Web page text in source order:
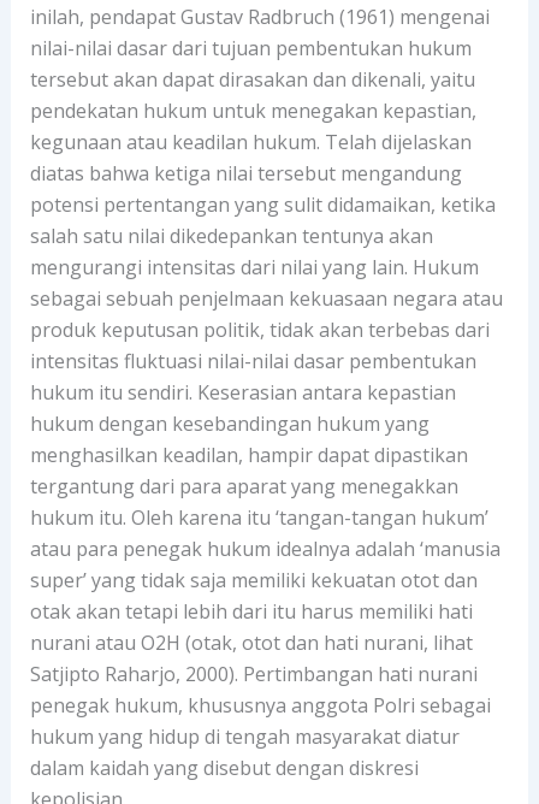
inilah, pendapat Gustav Radbruch (1961) mengenai
nilai-nilai dasar dari tujuan pembentukan hukum
tersebut akan dapat dirasakan dan dikenali, yaitu
pendekatan hukum untuk menegakan kepastian,
kegunaan atau keadilan hukum. Telah dijelaskan
diatas bahwa ketiga nilai tersebut mengandung
potensi pertentangan yang sulit didamaikan, ketika
salah satu nilai dikedepankan tentunya akan
mengurangi intensitas dari nilai yang lain. Hukum
sebagai sebuah penjelmaan kekuasaan negara atau
produk keputusan politik, tidak akan terbebas dari
intensitas fluktuasi nilai-nilai dasar pembentukan
hukum itu sendiri. Keserasian antara kepastian
hukum dengan kesebandingan hukum yang
menghasilkan keadilan, hampir dapat dipastikan
tergantung dari para aparat yang menegakkan
hukum itu. Oleh karena itu ‘tangan-tangan hukum’
atau para penegak hukum idealnya adalah ‘manusia
super’ yang tidak saja memiliki kekuatan otot dan
otak akan tetapi lebih dari itu harus memiliki hati
nurani atau O2H (otak, otot dan hati nurani, lihat
Satjipto Raharjo, 2000). Pertimbangan hati nurani
penegak hukum, khususnya anggota Polri sebagai
hukum yang hidup di tengah masyarakat diatur
dalam kaidah yang disebut dengan diskresi
kepolisian.